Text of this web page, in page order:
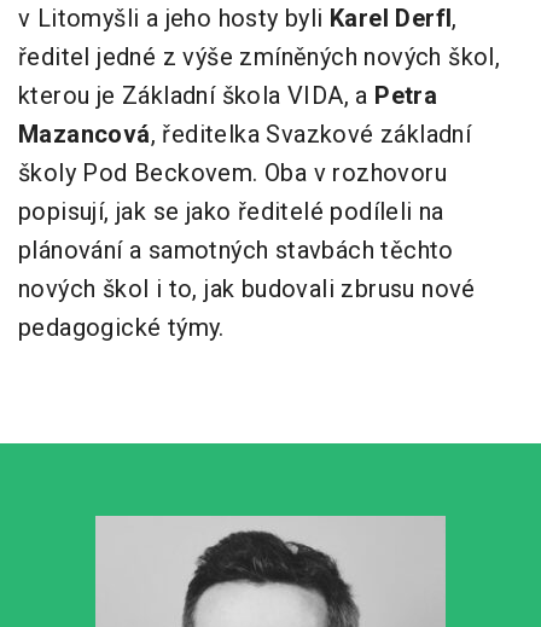
v Litomyšli a jeho hosty byli Karel Derfl,
ředitel jedné z výše zmíněných nových škol,
kterou je Základní škola VIDA, a Petra
Mazancová, ředitelka Svazkové základní
školy Pod Beckovem. Oba v rozhovoru
popisují, jak se jako ředitelé podíleli na
plánování a samotných stavbách těchto
nových škol i to, jak budovali zbrusu nové
pedagogické týmy.